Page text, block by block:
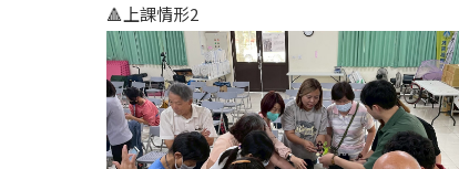
🔺上課情形2